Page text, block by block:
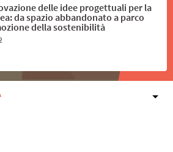
delle idee progettuali per la
da spazio abbandonato a parco
della sostenibilità